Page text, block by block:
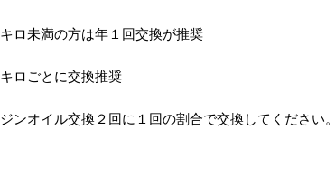
ロ未満の方は年１回交換が推奨
ロごとに交換推奨
ンオイル交換２回に１回の割合で交換してください。